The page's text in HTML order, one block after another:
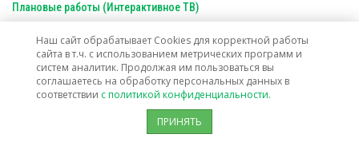
Плановые работы (Интерактивное ТВ)
Плановые работы (Интерактивное ТВ)
Наш сайт обрабатывает Cookies для корректной работы
сайта в т.ч. с использованием метрических программ и
систем аналитик. Продолжая им пользоваться вы
соглашаетесь на обработку персональных данных в
соответствии с политикой конфиденциальности.
ПРИНЯТЬ